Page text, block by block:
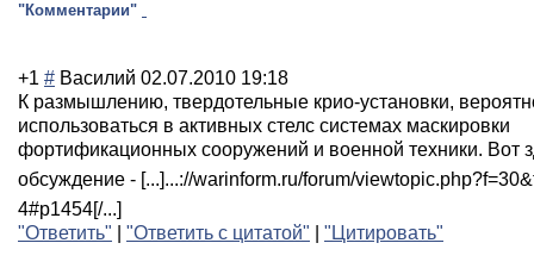
"Комментарии"
+1 # Василий 02.07.2010 19:18
К размышлению, твердотельные крио-установки,
использоваться в активных стелс системах маскировки
фортификационных сооружений и военной техники. Вот
обсуждение - [...]...://warinform.ru/forum/viewtopic.php?f
4#p1454[/...]
"Ответить"
"Ответить с цитатой" "Цитировать"